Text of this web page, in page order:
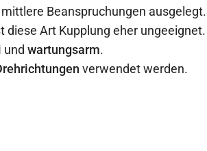
Beanspruchungen
Art Kupplung eher ungeeignet.
und wartungsarm.
verwendet werden.